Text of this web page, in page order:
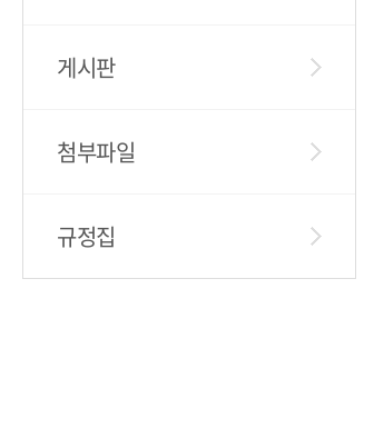
게시판
첨부파일
규정집